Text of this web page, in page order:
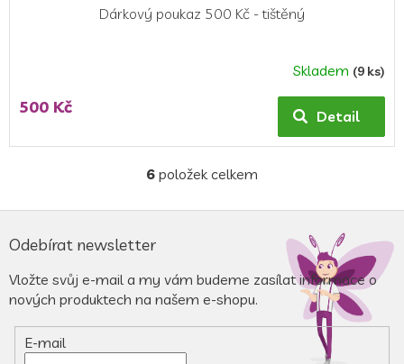
Dárkový poukaz 500 Kč - tištěný
Skladem (9 ks)
500 Kč Detail
O
l
c
í
6 položek celkem
á
a
Odebírat newsletter
Vložte svůj e-mail a my vám budeme zasílat informace o
nových produktech na našem e-shopu.
E-mail